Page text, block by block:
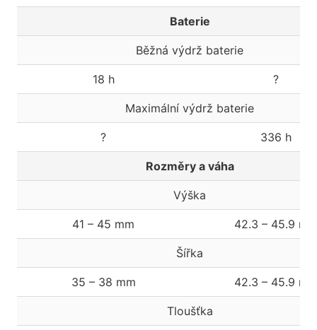
Baterie
Běžná výdrž baterie
18 h ?
Maximální výdrž baterie
? 336 h
Rozměry a váha
Výška
41 – 45 mm 42.3 – 45.9
Šířka
35 – 38 mm 42.3 – 45.9
Tloušťka